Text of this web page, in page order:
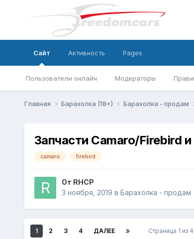
Сайт
Пользователи онлайн Модераторы
Активность Pages
Главная Барахолка (18+) Барахолка - продам
Запчасти Camaro/Firebird
camaro firebird
От RHCP
3 ноября, 2019 в Барахолка - продам
1 2 3 4 ДАЛЕЕ Страница 1 из 4